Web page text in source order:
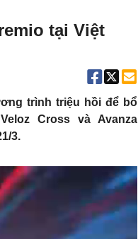
tại Việt
trình triệu hồi để bổ
Cross và Avanza
3.